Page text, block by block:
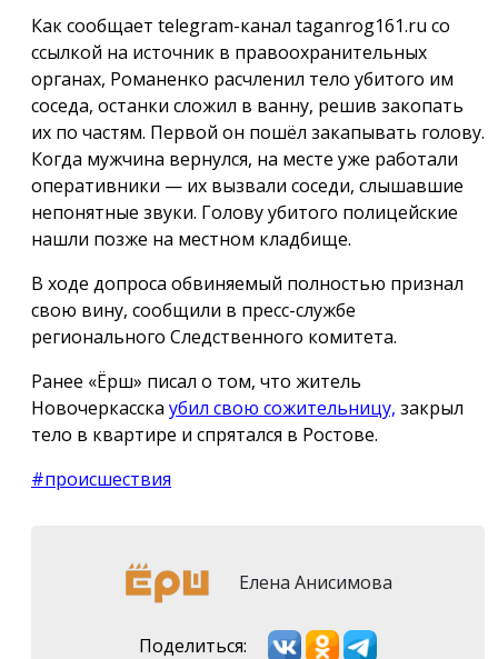
Как сообщает telegram-канал taganrog161.ru со
ссылкой на источник в правоохранительных
органах, Романенко расчленил тело убитого им
соседа, останки сложил в ванну, решив закопать
их по частям. Первой он пошёл закапывать голову.
Когда мужчина вернулся, на месте уже работали
оперативники — их вызвали соседи, слышавшие
непонятные звуки. Голову убитого полицейские
нашли позже на местном кладбище.
В ходе допроса обвиняемый полностью признал
свою вину, сообщили в пресс-службе
регионального Следственного комитета.
Ранее «Ёрш» писал о том, что житель
Новочеркасска убил свою сожительницу, закрыл
тело в квартире и спрятался в Ростове.
#происшествия
Елена Анисимова
Поделиться: